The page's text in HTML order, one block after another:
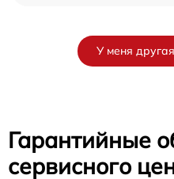
У меня
Гарантийные
сервисного